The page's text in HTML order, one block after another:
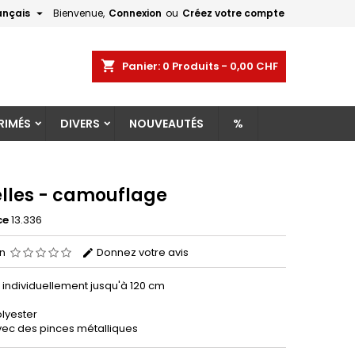
Bienvenue, Connexion ou Créez votre compte

shopping_cart Panier: 0 Produits - 0,00 CHF
DIVERS NOUVEAUTÉS %
- camouflage
13.336
Donnez votre avis
jusqu'à 120 cm
des pinces métalliques